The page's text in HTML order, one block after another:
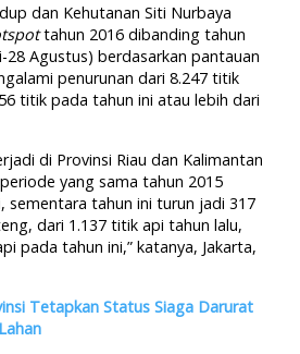
dan Kehutanan Siti Nurbaya
tahun 2016 dibanding tahun
28 Agustus) berdasarkan pantauan
penurunan dari 8.247 titik
titik pada tahun ini atau lebih dari
di Provinsi Riau dan Kalimantan
yang sama tahun 2015
sementara tahun ini turun jadi 317
dari 1.137 titik api tahun lalu,
pada tahun ini,” katanya, Jakarta,
Tetapkan Status Siaga Darurat